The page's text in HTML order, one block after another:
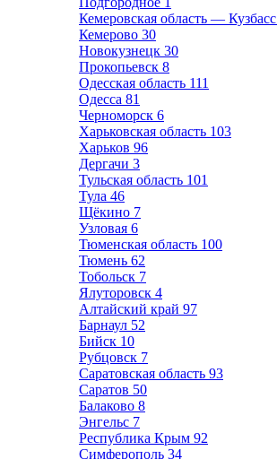
Кемеровская область — Кузбасс
Кемерово 30
Новокузнецк 30
Прокопьевск 8
Одесская область 111
Одесса 81
Черноморск 6
Харьковская область 103
Харьков 96
Дергачи 3
Тульская область 101
Тула 46
Щёкино 7
Узловая 6
Тюменская область 100
Тюмень 62
Тобольск 7
Ялуторовск 4
Алтайский край 97
Барнаул 52
Бийск 10
Рубцовск 7
Саратовская область 93
Саратов 50
Балаково 8
Энгельс 7
Республика Крым 92
Симферополь 34